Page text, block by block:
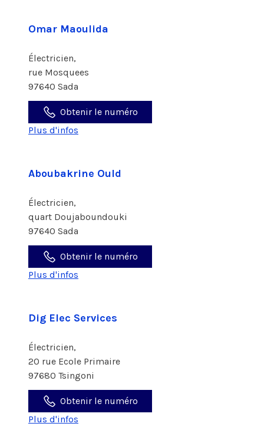
Omar Maoulida
Électricien,
rue Mosquees
97640 Sada
Obtenir le numéro
Plus d'infos
Aboubakrine Ould
Électricien,
quart Doujaboundouki
97640 Sada
Obtenir le numéro
Plus d'infos
Dig Elec Services
Électricien,
20 rue Ecole Primaire
97680 Tsingoni
Obtenir le numéro
Plus d'infos